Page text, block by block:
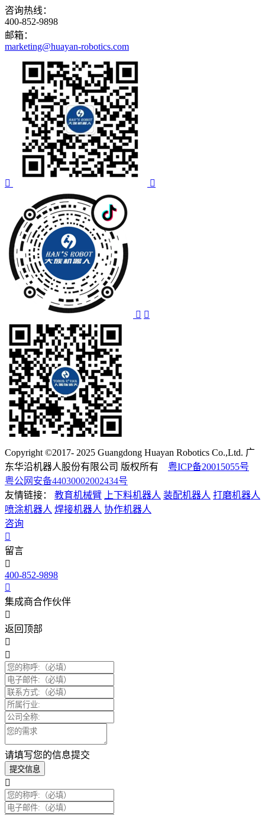
咨询热线：
400-852-9898
邮箱：
marketing@huayan-robotics.com
Copyright ©2017- 2025 Guangdong Huayan Robotics Co.,Ltd. 广
东华沿机器人股份有限公司 版权所有 粤ICP备20015055号
粤公网安备44030002002434号
友情链接：
教育机械臂 上下料机器人 装配机器人 打磨机器人
喷涂机器人 焊接机器人 协作机器人
咨询
留言
400-852-9898
集成商合作伙伴
返回顶部
请填写您的信息提交
提交信息